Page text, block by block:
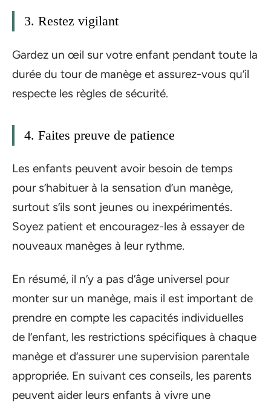
3. Restez vigilant
Gardez un œil sur votre enfant pendant toute la
durée du tour de manège et assurez-vous qu’il
respecte les règles de sécurité.
4. Faites preuve de patience
Les enfants peuvent avoir besoin de temps
pour s’habituer à la sensation d’un manège,
surtout s’ils sont jeunes ou inexpérimentés.
Soyez patient et encouragez-les à essayer de
nouveaux manèges à leur rythme.
En résumé, il n’y a pas d’âge universel pour
monter sur un manège, mais il est important de
prendre en compte les capacités individuelles
de l’enfant, les restrictions spécifiques à chaque
manège et d’assurer une supervision parentale
appropriée. En suivant ces conseils, les parents
peuvent aider leurs enfants à vivre une